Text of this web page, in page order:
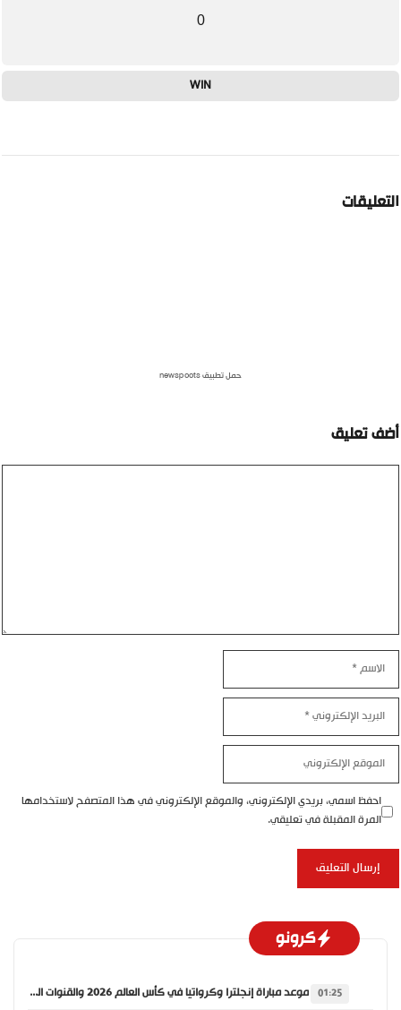
0
WIN
حمل تطبيق newspoots
تعليق
احفظ اسمي، بريدي الإلكتروني، والموقع الإلكتروني في هذا المتصفح لاستخدامها
المرة المقبلة في تعليقي.
كرونو
01:25 موعد مباراة إنجلترا وكرواتيا في كأس العالم 2026 والقنوات الناقلة